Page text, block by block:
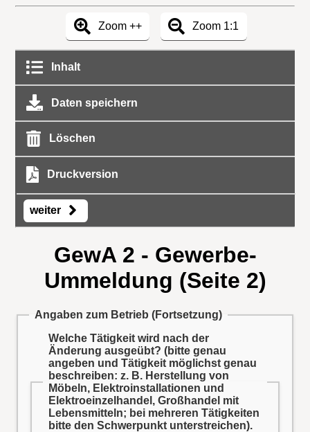
Zoom ++ Zoom 1:1
Inhalt
Daten speichern
Löschen
Druckversion
weiter
GewA 2 - Gewerbe-
Ummeldung (Seite 2)
Angaben zum Betrieb (Fortsetzung)
Welche Tätigkeit wird nach der
Änderung ausgeübt? (bitte genau
angeben und Tätigkeit möglichst genau
beschreiben: z. B. Herstellung von
Möbeln, Elektroinstallationen und
Elektroeinzelhandel, Großhandel mit
Lebensmitteln; bei mehreren Tätigkeiten
bitte den Schwerpunkt unterstreichen).